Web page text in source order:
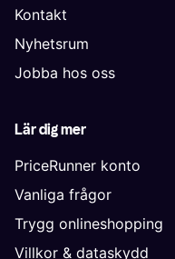
Kontakt
Nyhetsrum
Jobba hos oss
Lär dig mer
PriceRunner konto
Vanliga frågor
Trygg onlineshopping
Villkor & dataskydd